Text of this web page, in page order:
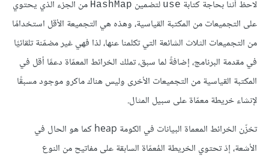
لاحظ أننا بحاجة كتابة use لتضمين HashMap من الجزء الذي يحتوي
على التجميعات من المكتبة القياسية، وهذه هي التجميعة الأقل استخدامًا
من التجميعات الثلاث الشائعة التي تكلمنا عنها، لذا فهي غير مضمّنة تلقائيًا
في مقدمة البرنامج، إضافةً لما سبق، تملك الخرائط المعمّاة دعمًا أقل في
المكتبة القياسية من التجميعات الأخرى وليس هناك ماكرو موجود مسبقًا
لإنشاء خريطة معمّاة على سبيل المثال.
تخزّن الخرائط المعماة البيانات في الكومة heap كما هو الحال في
الأشعة، إذ تحتوي الخريطة المُعمّاة السابقة على مفاتيح من النوع